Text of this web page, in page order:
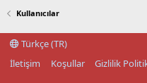
Kullanıcılar
Türkçe (TR)
İletişim
Koşullar Gizlilik